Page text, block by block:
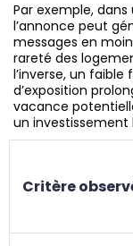
Par exemple,
l’annonce peut
messages en
rareté des
l’inverse, un
d’exposition
vacance
un
Critère